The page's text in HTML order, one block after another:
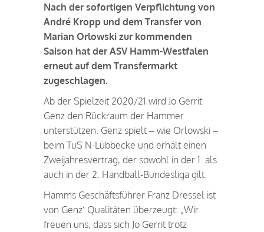
Nach der sofortigen Verpflichtung von
André Kropp und dem Transfer von
Marian Orlowski zur kommenden
Saison hat der ASV Hamm-Westfalen
erneut auf dem Transfermarkt
zugeschlagen.
Ab der Spielzeit 2020/21 wird Jo Gerrit
Genz den Rückraum der Hammer
unterstützen. Genz spielt – wie Orlowski –
beim TuS N-Lübbecke und erhält einen
Zweijahresvertrag, der sowohl in der 1. als
auch in der 2. Handball-Bundesliga gilt.
Hamms Geschäftsführer Franz Dressel ist
von Genz‘ Qualitäten überzeugt: „Wir
freuen uns, dass sich Jo Gerrit trotz